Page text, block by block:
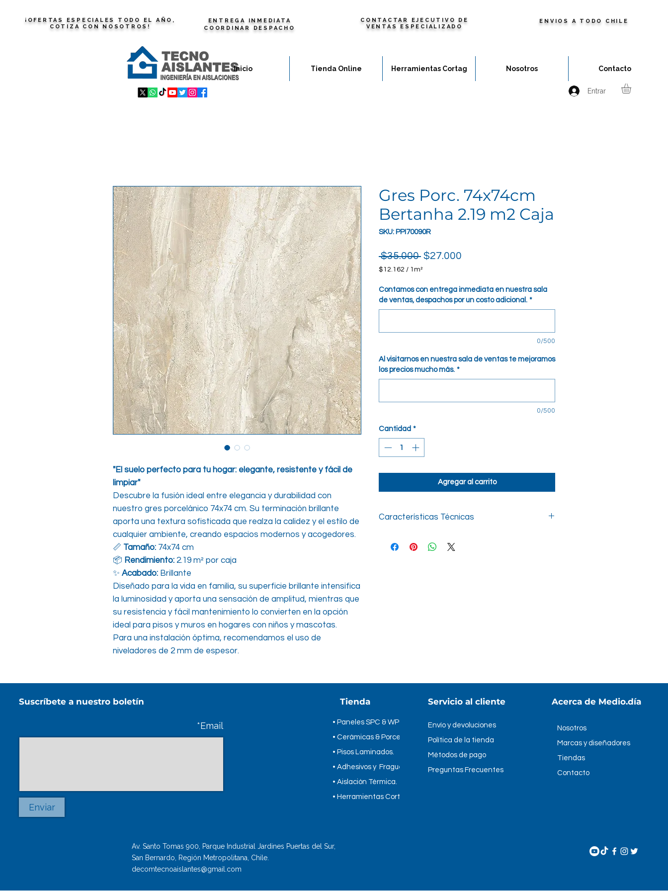
¡OFERTAS ESPECIALES TODO EL AÑO,
COTIZA CON NOSOTROS!
ENTREGA INMEDIATA
COORDINAR DESPACHO
CONTACTAR EJECUTIVO DE
VENTAS ESPECIALIZADO
ENVIOS A TODO CHILE
Inicio Tienda Online Herramientas Cortag Nosotros Contacto
Entrar
"El suelo perfecto para tu hogar: elegante, resistente y fácil de
limpiar"
Descubre la fusión ideal entre elegancia y durabilidad con
nuestro gres porcelánico 74x74 cm. Su terminación brillante
aporta una textura sofisticada que realza la calidez y el estilo de
cualquier ambiente, creando espacios modernos y acogedores.
📏 Tamaño: 74x74 cm
📦 Rendimiento: 2.19 m² por caja
✨ Acabado: Brillante
Diseñado para la vida en familia, su superficie brillante intensifica
la luminosidad y aporta una sensación de amplitud, mientras que
su resistencia y fácil mantenimiento lo convierten en la opción
ideal para pisos y muros en hogares con niños y mascotas.
Para una instalación óptima, recomendamos el uso de
niveladores de 2 mm de espesor.
Gres Porc. 74x74cm
Bertanha 2.19 m2 Caja
SKU: PPI70090R
$35.000 Precio
$27.000
$12.162 / 1m²
por
1
Contamos con entrega inmediata en nuestra sala
de ventas, despachos por un costo adicional. *
0/500
Al visitarnos en nuestra sala de ventas te mejoramos
los precios mucho más. *
0/500
Cantidad *
Agregar al carrito
Características Técnicas
Presentación
Pais de Origen Brasil
Peso 38.00 kgs
Palmetas Caja 4 palmetas
Suscríbete a nuestro boletín
Email*
Enviar
Tienda
• Paneles SPC & WPC
• Cerámicas & Porcelanatos
• Pisos Laminados.
• Adhesivos y Fragues.
• Aislación Térmica.
​• Herramientas Cortag.
Servicio al cliente
Envío y devoluciones
Política de la tienda
Métodos de pago
Preguntas Frecuentes
Acerca de Medio.día
Nosotros
Marcas y diseñadores
Tiendas
Contacto
Av. Santo Tomas 900, Parque Industrial Jardines Puertas del Sur,
San Bernardo, Región Metropolitana, Chile.
decomtecnoaislantes@gmail.com